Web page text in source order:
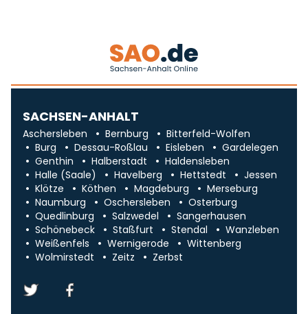
SACHSEN-ANHALT
Aschersleben Bernburg
Bitterfeld-Wolfen
Burg
Dessau-Roßlau Eisleben
Gardelegen
Genthin
Halberstadt
Haldensleben
Halle (Saale)
Havelberg Hettstedt
Jessen
Klötze
Köthen Magdeburg
Merseburg
Naumburg
Oschersleben
Osterburg
Quedlinburg
Salzwedel
Sangerhausen
Schönebeck
Staßfurt Stendal
Wanzleben
Weißenfels
Wernigerode
Wittenberg
Wolmirstedt
Zeitz Zerbst